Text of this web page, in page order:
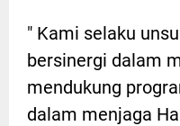
" Kami selaku
bersinergi dalam
mendukung
dalam menjaga